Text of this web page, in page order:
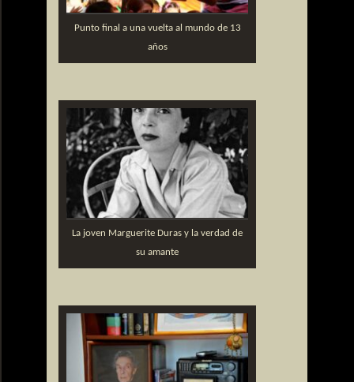
Punto final a una vuelta al mundo de 13
años
La joven Marguerite Duras y la verdad de
su amante